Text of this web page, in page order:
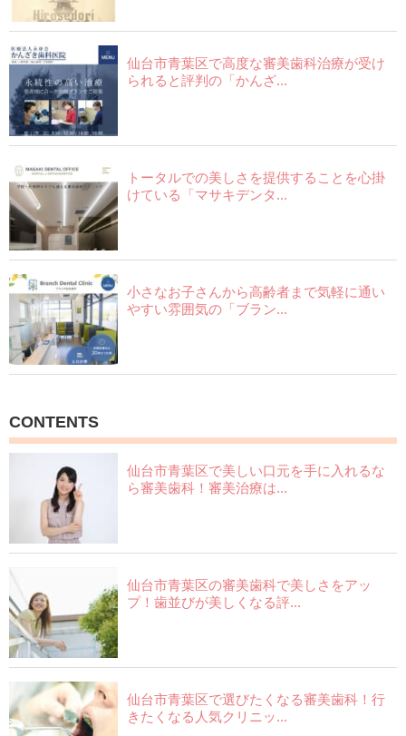
仙台市青葉区で高度な審美歯科治療が受け
られると評判の「かんざ...
トータルでの美しさを提供することを心掛
けている「マサキデンタ...
小さなお子さんから高齢者まで気軽に通い
やすい雰囲気の「ブラン...
CONTENTS
仙台市青葉区で美しい口元を手に入れるな
ら審美歯科！審美治療は...
仙台市青葉区の審美歯科で美しさをアッ
プ！歯並びが美しくなる評...
仙台市青葉区で選びたくなる審美歯科！行
きたくなる人気クリニッ...